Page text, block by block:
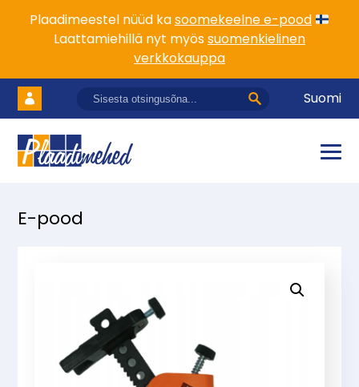
Plaadimeestel nüüd kasoomekeelne e-pood
Laattamiehillä nyt myössuomenkielinen
verkkokauppa
Suomi
E-pood